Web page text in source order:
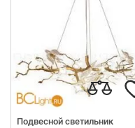
Подвесной светильник